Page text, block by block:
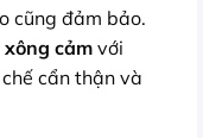
cũng đảm bảo.
xông cảmvới
cẩn thận và